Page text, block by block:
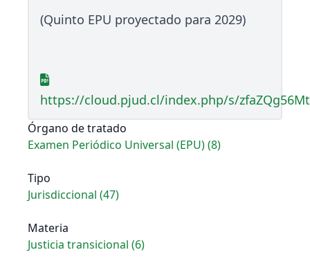
(Quinto EPU proyectado para 2029)
https://cloud.pjud.cl/index.php/s/
Órgano de tratado
Examen Periódico Universal (EPU) (8)
Tipo
Jurisdiccional (47)
Materia
Justicia transicional (6)